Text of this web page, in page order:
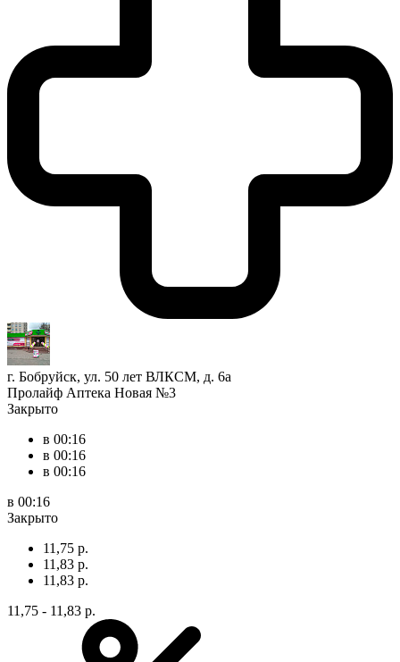
г. Бобруйск, ул. 50 лет ВЛКСМ, д. 6а
Пролайф Аптека Новая №3
Закрыто
в 00:16
в 00:16
в 00:16
в 00:16
Закрыто
11,75 р.
11,83 р.
11,83 р.
11,75 - 11,83 р.